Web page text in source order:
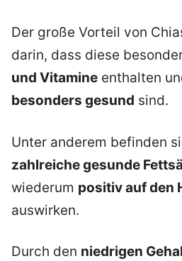
Der große Vorteil von
darin, dass diese
und Vitamine enthalten
besonders gesund sind.
Unter anderem befinden
zahlreiche gesunde
wiederum positiv auf den
auswirken.
Durch den niedrigen